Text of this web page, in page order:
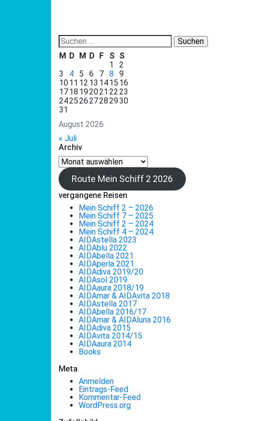
Suchen
nach:
August 2026
M D M D F S S
1
2
3
4 5 6 7 8 9
1011 12 13 1415 16
1718 192021 2223
24252627282930
31
« Juli
Archiv
Archiv
Route Mein Schiff 2 2026
vergangene Reisen
Mein Schiff 2 – 2026
Mein Schiff 7 – 2025
Mein Schiff 2 – 2024
Mein Schiff 4 – 2024
AIDAstella 2023
AIDAblu 2022
AIDAbella 2021
AIDAperla 2021
AIDAdiva 2019/20
AIDAsol 2019
AIDAaura 2018/19
AIDAmar & AIDAvita 2018
AIDAstella 2017
AIDAbella 2016/17
AIDAmar & AIDAluna 2016
AIDAdiva 2015
AIDAvita 2014/15
AIDAaura 2014
Books
Meta
Anmelden
Eintrags-Feed
Kommentar-Feed
WordPress.org